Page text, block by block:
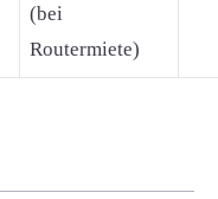
(bei
Routermiete)